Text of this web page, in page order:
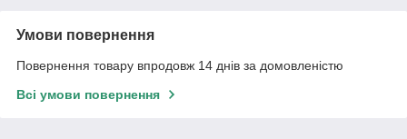
Умови повернення
Повернення товару впродовж 14 днів за домовленістю
Всі умови повернення